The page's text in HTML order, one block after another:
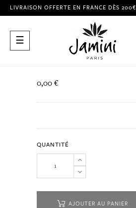
LIVRAISON OFFERTE EN FRANCE DÈS 200€
Basculer
la
☰
0,00 €
QUANTITÉ
AJOUTER AU PANIER